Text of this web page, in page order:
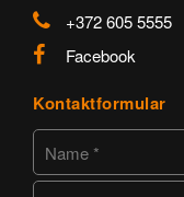
+372 605 5555
Facebook
Kontaktformular